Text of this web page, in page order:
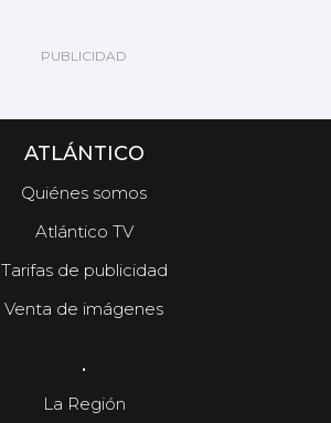
ATLÁNTICO
Quiénes somos
Atlántico TV
Tarifas de publicidad
Venta de imágenes
.
La Región